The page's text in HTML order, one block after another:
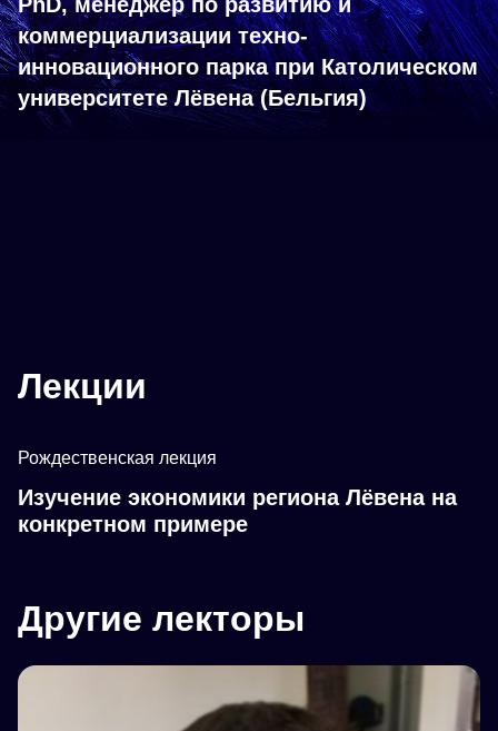
коммерциализации техно-
инновационного парка при Католическом
университете Лёвена (Бельгия)
Лекции
Рождественская лекция
Изучение экономики региона Лёвена на
конкретном примере
Другие лекторы